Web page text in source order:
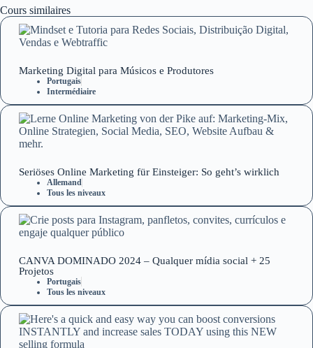
Cours similaires
Marketing Digital para Músicos e Produtores
Portugais
Intermédiaire
Seriöses Online Marketing für Einsteiger: So geht’s wirklich
Allemand
Tous les niveaux
CANVA DOMINADO 2024 – Qualquer mídia social + 25
Projetos
Portugais
Tous les niveaux